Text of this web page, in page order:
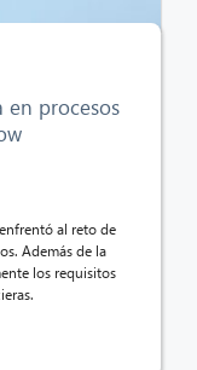
en procesos
al reto de
Además de la
los requisitos